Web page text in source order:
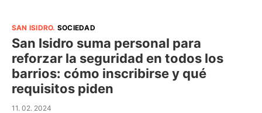
SAN ISIDRO. SOCIEDAD
San Isidro suma personal para
reforzar la seguridad en todos los
barrios: cómo inscribirse y qué
requisitos piden
11. 02. 2024